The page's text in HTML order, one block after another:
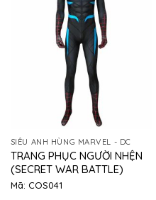
SIÊU ANH HÙNG MARVEL - DC
TRANG PHỤC NGƯỜI NHỆN
(SECRET WAR BATTLE)
Mã: COS041